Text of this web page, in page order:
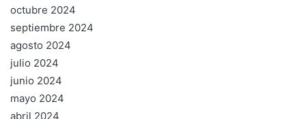
octubre 2024
septiembre 2024
agosto 2024
julio 2024
junio 2024
mayo 2024
abril 2024